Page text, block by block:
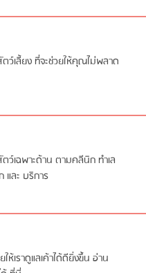
เลี้ยง ที่จะช่วยให้คุณไม่พลาด
เฉพาะด้าน ตามคลีนิก ทำเล
และ บริการ
ห้เราดูแลเค้าได้ดียิ่งขึ้น อ่าน